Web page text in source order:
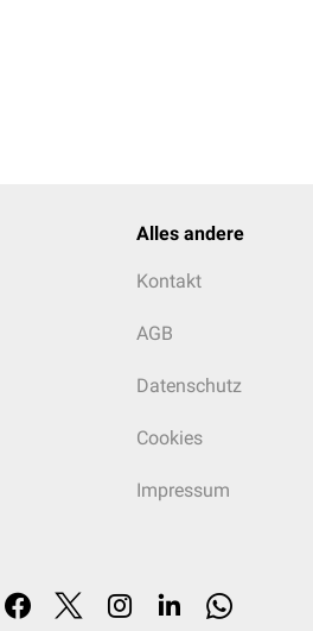
Alles andere
Kontakt
AGB
Datenschutz
Cookies
Impressum